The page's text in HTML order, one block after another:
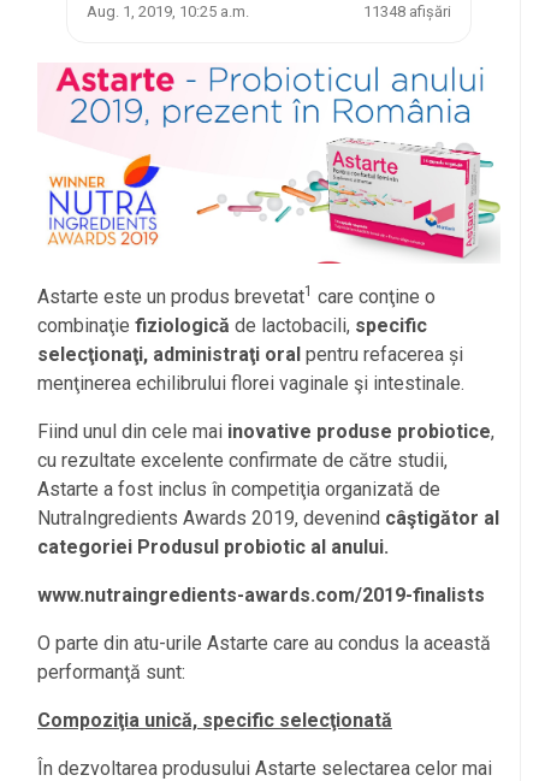
Aug. 1, 2019, 10:25 a.m. 11348 afișări
Astarte este un produs brevetat1 care conţine o
combinaţie fiziologică de lactobacili, specific
selecţionaţi, administraţi oral pentru refacerea și
menţinerea echilibrului florei vaginale şi intestinale.
Fiind unul din cele mai inovative produse probiotice,
cu rezultate excelente confirmate de către studii,
Astarte a fost inclus în competiţia organizată de
NutraIngredients Awards 2019, devenind câştigător al
categoriei Produsul probiotic al anului.
www.nutraingredients-awards.com/2019-finalists
O parte din atu-urile Astarte care au condus la această
performanţă sunt:
Compoziţia unică, specific selecţionată
În dezvoltarea produsului Astarte selectarea celor mai